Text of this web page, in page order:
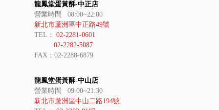
龍鳳堂蛋黃酥-中正店
營業時間 08:00~22:00
新北市蘆洲區中正路49號
TEL： 02-2281-0601
02-2282-5087
FAX：02-2288-6879
龍鳳堂蛋黃酥-中山店
營業時間 09:00~21:30
新北市蘆洲區中山二路194號